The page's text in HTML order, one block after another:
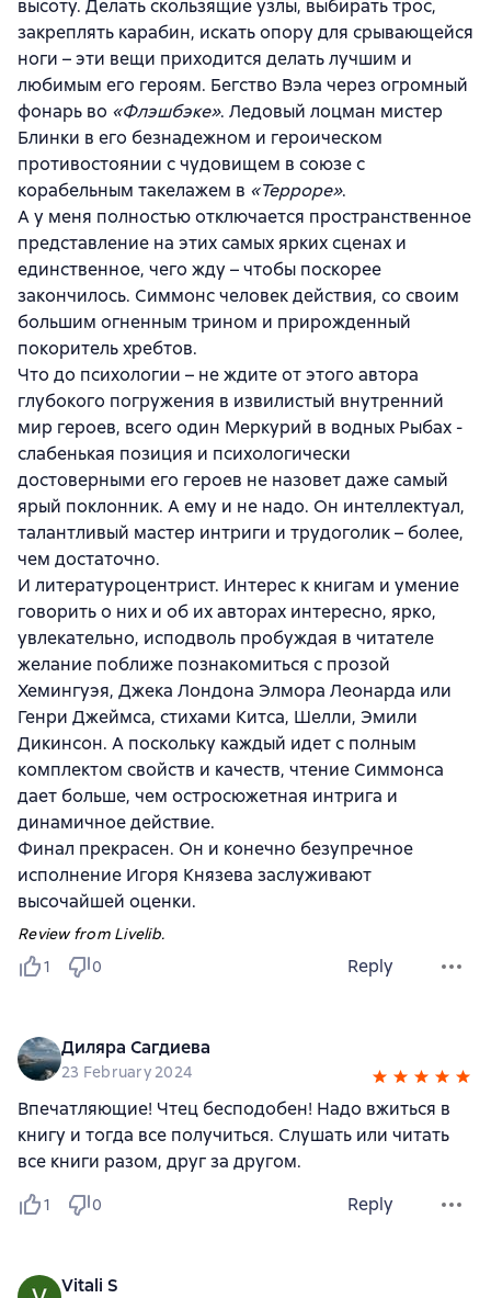
высоту. Делать скользящие узлы, выбирать трос,
закреплять карабин, искать опору для срывающейся
ноги – эти вещи приходится делать лучшим и
любимым его героям. Бегство Вэла через огромный
фонарь во «Флэшбэке». Ледовый лоцман мистер
Блинки в его безнадежном и героическом
противостоянии с чудовищем в союзе с
корабельным такелажем в «Терроре».
А у меня полностью отключается пространственное
представление на этих самых ярких сценах и
единственное, чего жду – чтобы поскорее
закончилось. Симмонс человек действия, со своим
большим огненным трином и прирожденный
покоритель хребтов.
Что до психологии – не ждите от этого автора
глубокого погружения в извилистый внутренний
мир героев, всего один Меркурий в водных Рыбах -
слабенькая позиция и психологически
достоверными его героев не назовет даже самый
ярый поклонник. А ему и не надо. Он интеллектуал,
талантливый мастер интриги и трудоголик – более,
чем достаточно.
И литературоцентрист. Интерес к книгам и умение
говорить о них и об их авторах интересно, ярко,
увлекательно, исподволь пробуждая в читателе
желание поближе познакомиться с прозой
Хемингуэя, Джека Лондона Элмора Леонарда или
Генри Джеймса, стихами Китса, Шелли, Эмили
Дикинсон. А поскольку каждый идет с полным
комплектом свойств и качеств, чтение Симмонса
дает больше, чем остросюжетная интрига и
динамичное действие.
Финал прекрасен. Он и конечно безупречное
исполнение Игоря Князева заслуживают
высочайшей оценки.
Review from Livelib.
1
0 Reply
Диляра Сагдиева
23 February 2024
Впечатляющие! Чтец бесподобен! Надо вжиться в
книгу и тогда все получиться. Слушать или читать
все книги разом, друг за другом.
1 0 Reply
Vitali S